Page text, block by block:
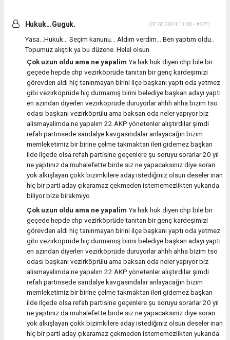
Hukuk...Guguk. (02.03.2024 13:00 - #627)
Yasa...Hukuk... Seçim kanunu... Aldım verdim... Ben yaptım oldu..
Topumuz alıştık ya bu düzene. Helal olsun.
Çok uzun oldu ama ne yapalim Ya hak huk diyen chp bile bir
geçede hepde chp vezirköprüde tanıtan bir genç kardeşimizi
görevden aldı hiç tanınmayan birini ilçe başkanı yaptı oda yetmez
gibi vezirköprüde hiç durmamış birini belediye başkan adayı yaptı
en azından diyerleri vezirköprüde duruyorlar ahhh ahha bizim tso
odası başkanı vezirköprülu ama baksan oda neler yapıyor biz
alismayalimda ne yapalım 22 AKP yönetenler alıştırdılar şimdi
refah partinsede sandalye kavgasındalar anlayacağın bizim
memleketimiz bir birine çelme takmaktan ileri gidemez başkan
ilde ilçede olsa refah partisine geçenlere şu soruyu sorarlar 20 yıl
ne yaptınız da muhalefette birde siz ne yapacaksınız diye soran
yok alkışlayan çokk bizimkilere aday istediğiniz olsun deseler inan
hiç bir parti aday çıkaramaz çekmeden istememezlikten yukarıda
biliyor bize birakmiyo
Çok uzun oldu ama ne yapalim Ya hak huk diyen chp bile bir
geçede hepde chp vezirköprüde tanıtan bir genç kardeşimizi
görevden aldı hiç tanınmayan birini ilçe başkanı yaptı oda yetmez
gibi vezirköprüde hiç durmamış birini belediye başkan adayı yaptı
en azından diyerleri vezirköprüde duruyorlar ahhh ahha bizim tso
odası başkanı vezirköprülu ama baksan oda neler yapıyor biz
alismayalimda ne yapalım 22 AKP yönetenler alıştırdılar şimdi
refah partinsede sandalye kavgasındalar anlayacağın bizim
memleketimiz bir birine çelme takmaktan ileri gidemez başkan
ilde ilçede olsa refah partisine geçenlere şu soruyu sorarlar 20 yıl
ne yaptınız da muhalefette birde siz ne yapacaksınız diye soran
yok alkışlayan çokk bizimkilere aday istediğiniz olsun deseler inan
hiç bir parti aday çıkaramaz çekmeden istememezlikten yukarıda